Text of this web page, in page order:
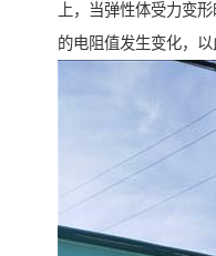
上，当弹性体受力变
的电阻值发生变化，以